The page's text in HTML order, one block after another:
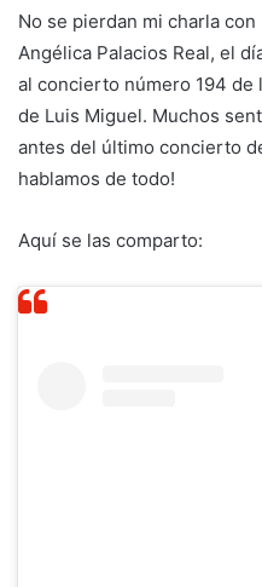
No se pierdan mi charla
Angélica Palacios Real, el
al concierto número 194 de
de Luis Miguel. Muchos
antes del último concierto
hablamos de todo!
Aquí se las comparto: